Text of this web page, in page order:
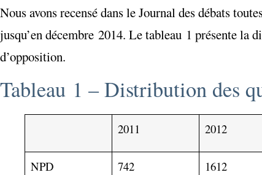
Nous avons recensé dans le Journal des débats
jusqu’en décembre 2014. Le tableau 1 présente la
d’opposition.
Tableau 1 – Distribution des
2011 2012
NPD 742 1612